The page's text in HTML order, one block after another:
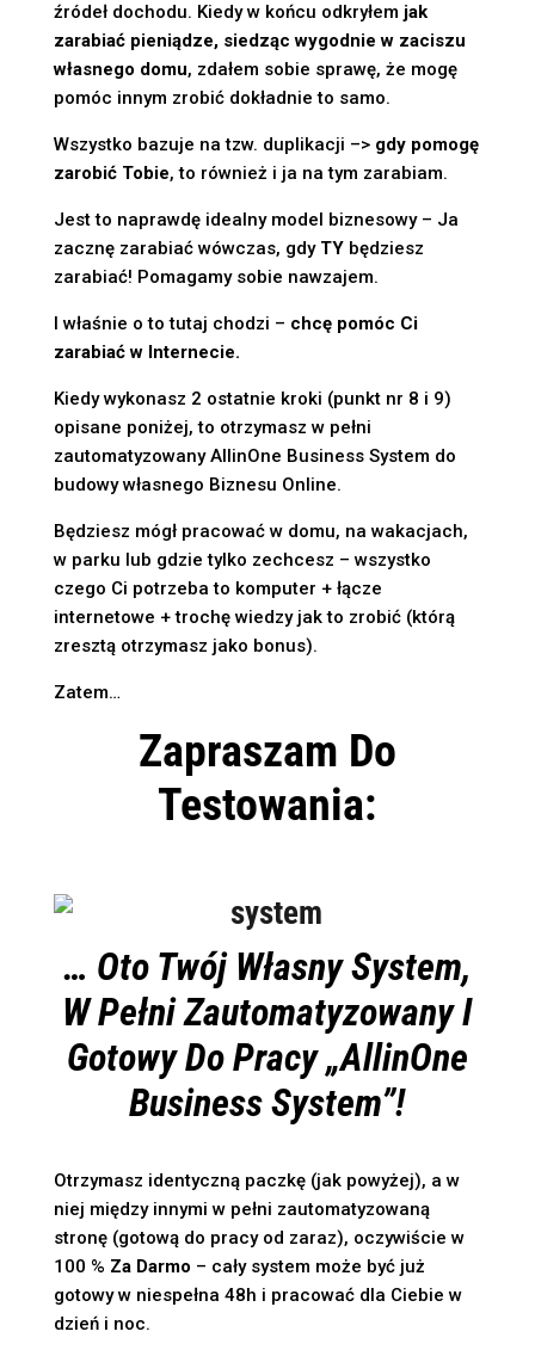
źródeł dochodu. Kiedy w końcu odkryłem jak
zarabiać pieniądze, siedząc wygodnie w zaciszu
własnego domu, zdałem sobie sprawę, że mogę
pomóc innym zrobić dokładnie to samo.
Wszystko bazuje na tzw. duplikacji –> gdy pomogę
zarobić Tobie, to również i ja na tym zarabiam.
Jest to naprawdę idealny model biznesowy – Ja
zacznę zarabiać wówczas, gdy TYbędziesz
zarabiać! Pomagamy sobie nawzajem.
I właśnie o to tutaj chodzi – chcę pomóc Ci
zarabiać w Internecie.
Kiedy wykonasz 2 ostatnie kroki (punkt nr 8 i 9)
opisane poniżej, to otrzymasz w pełni
zautomatyzowany AllinOne Business System do
budowy własnego Biznesu Online.
Będziesz mógł pracować w domu, na wakacjach,
w parku lub gdzie tylko zechcesz – wszystko
czego Ci potrzeba to komputer + łącze
internetowe + trochę wiedzy jak to zrobić (którą
zresztą otrzymasz jako bonus).
Zatem…
Zapraszam Do
Testowania:
… Oto Twój Własny System,
W Pełni Zautomatyzowany I
Gotowy Do Pracy „AllinOne
Business System”!
Otrzymasz identyczną paczkę (jak powyżej), a w
niej między innymi w pełni zautomatyzowaną
stronę (gotową do pracy od zaraz), oczywiście w
100 % Za Darmo – cały system może być już
gotowy w niespełna 48h i pracować dla Ciebie w
dzień i noc.